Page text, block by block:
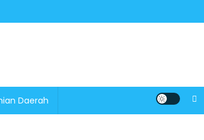
Daerah